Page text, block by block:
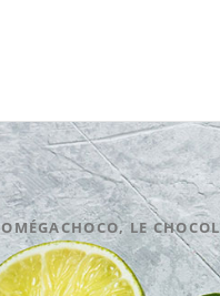
OMÉGACHOCO, LE